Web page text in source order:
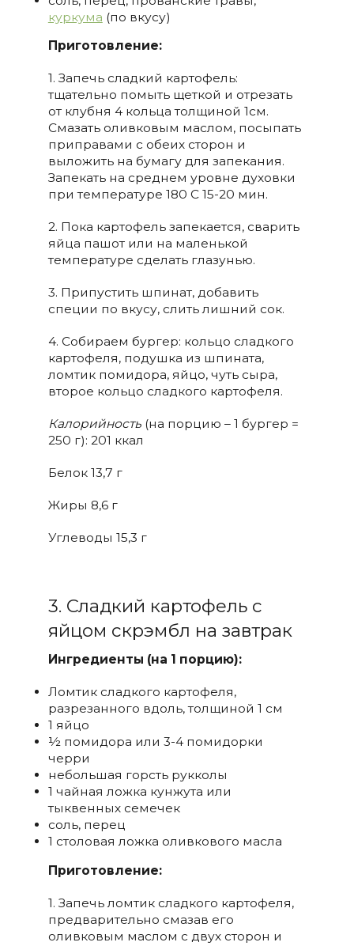
куркума (по вкусу)
Приготовление:
1. Запечь сладкий картофель:
тщательно помыть щеткой и отрезать
от клубня 4 кольца толщиной 1см.
Смазать оливковым маслом, посыпать
приправами с обеих сторон и
выложить на бумагу для запекания.
Запекать на среднем уровне духовки
при температуре 180 С 15-20 мин.
2. Пока картофель запекается, сварить
яйца пашот или на маленькой
температуре сделать глазунью.
3. Припустить шпинат, добавить
специи по вкусу, слить лишний сок.
4. Собираем бургер: кольцо сладкого
картофеля, подушка из шпината,
ломтик помидора, яйцо, чуть сыра,
второе кольцо сладкого картофеля.
Калорийность(на порцию – 1 бургер =
250 г): 201 ккал
Белок 13,7 г
Жиры 8,6 г
Углеводы 15,3 г
3. Сладкий картофель с
яйцом скрэмбл на завтрак
Ингредиенты (на 1 порцию):
Ломтик сладкого картофеля,
разрезанного вдоль, толщиной 1 см
1 яйцо
½ помидора или 3-4 помидорки
черри
небольшая горсть рукколы
1 чайная ложка кунжута или
тыквенных семечек
соль, перец
1 столовая ложка оливкового масла
Приготовление:
1. Запечь ломтик сладкого картофеля,
предварительно смазав его
оливковым маслом с двух сторон и